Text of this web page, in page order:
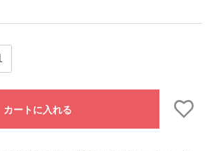
カートに入れる